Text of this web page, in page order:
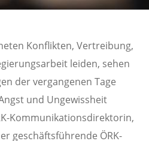
Konflikten, Vertreibung,
leiden, sehen
der vergangenen Tage
und Ungewissheit
Kommunikationsdirektorin,
geschäftsführende ÖRK-